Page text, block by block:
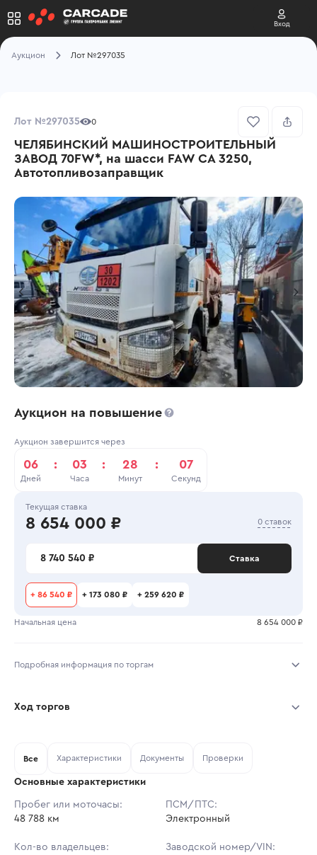
Вход
Аукцион Лот №297035
Лот №297035 0
ЧЕЛЯБИНСКИЙ МАШИНОСТРОИТЕЛЬНЫЙ
ЗАВОД 70FW*, на шасси FAW CA 3250,
Автотопливозаправщик
Аукцион на повышение
Аукцион завершится через
06
Дней
: 03
Часа
: 28
Минут
: 07
Секунд
Текущая ставка
8 654 000 ₽ 0 ставок
8 740 540 ₽ Ставка
+ 86 540 ₽ + 173 080 ₽ + 259 620 ₽
Начальная цена 8 654 000 ₽
Подробная информация по торгам
Тип аукциона: Открытые торги
Шаг торгов: 86 540 ₽
Кол-во ставок:
Ход торгов
Ставок не найдено
в аукционах
Все Характеристики Документы Проверки
Основные характеристики
Пробег или моточасы:
48 788 км
ПСМ/ПТС:
Электронный
Кол-во владельцев:
Заводской номер/VIN: